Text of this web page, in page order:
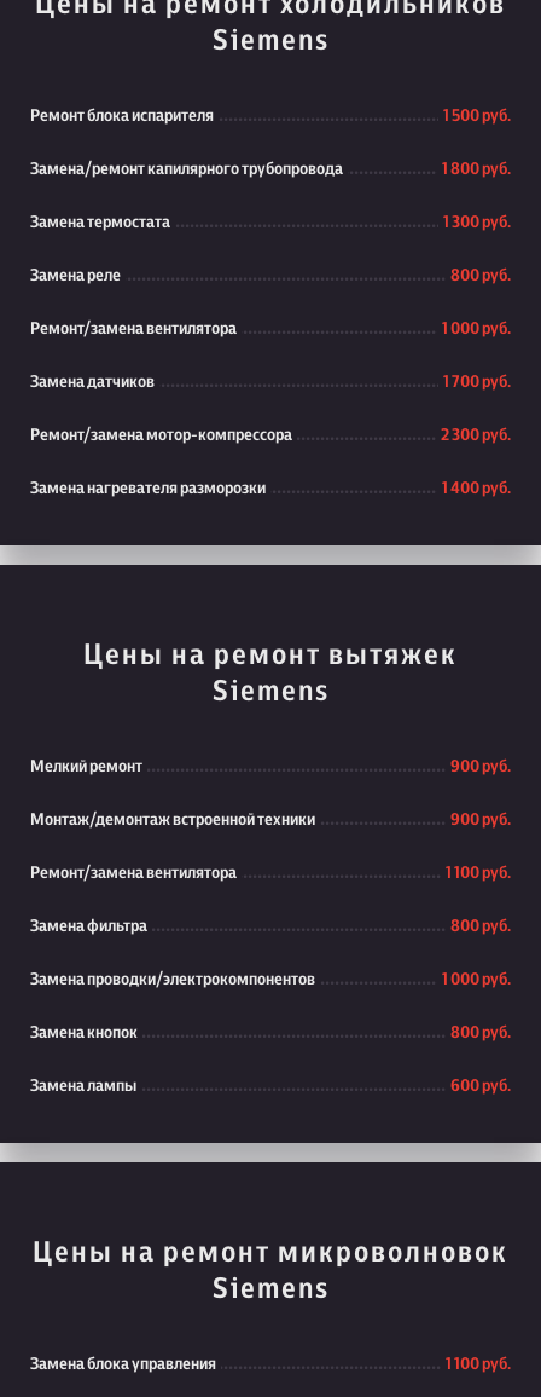
Siemens
Ремонт блока испарителя 1 500 руб.
Замена/ремонт капилярного трубопровода 1 800 руб.
Замена термостата 1 300 руб.
Замена реле 800 руб.
Ремонт/замена вентилятора 1 000 руб.
Замена датчиков 1 700 руб.
Ремонт/замена мотор-компрессора 2 300 руб.
Замена нагревателя разморозки 1 400 руб.
Цены на ремонт вытяжек
Siemens
Мелкий ремонт 900 руб.
Монтаж/демонтаж встроенной техники 900 руб.
Ремонт/замена вентилятора 1 100 руб.
Замена фильтра 800 руб.
Замена проводки/электрокомпонентов 1 000 руб.
Замена кнопок 800 руб.
Замена лампы 600 руб.
Цены на ремонт микроволновок
Siemens
Замена блока управления 1 100 руб.